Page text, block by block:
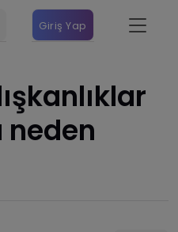
Giriş Yap
neden